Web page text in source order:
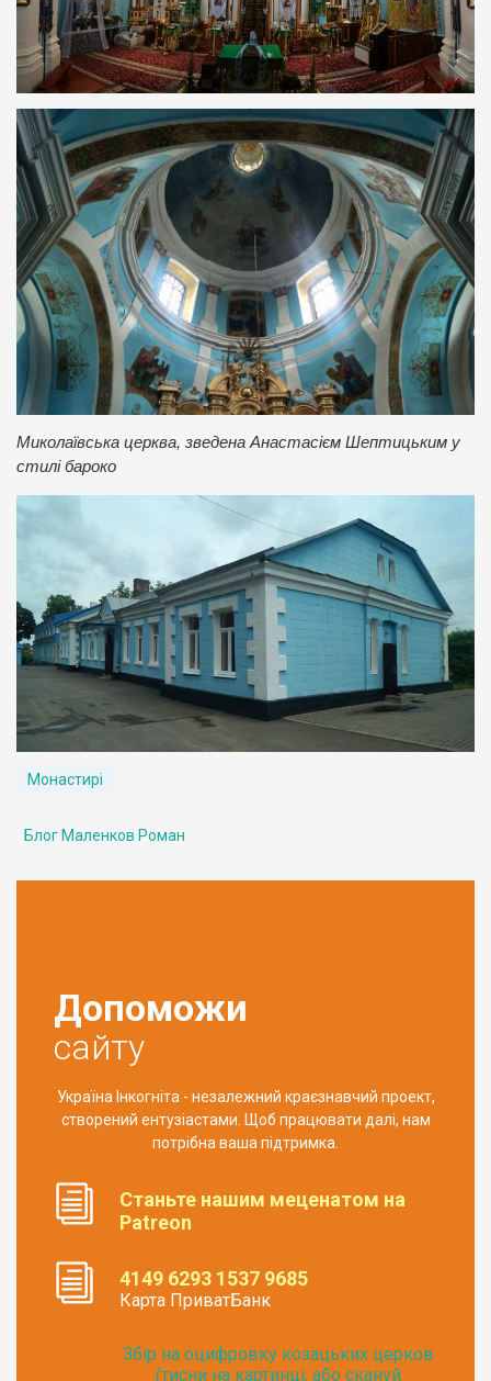
Миколаївська церква, зведена Анастасієм Шептицьким у
стилі бароко
Монастирі
Блог Маленков Роман
Допоможи
сайту
Україна Інкогніта - незалежний краєзнавчий проект,
створений ентузіастами. Щоб працювати далі, нам
потрібна ваша підтримка.
Станьте нашим меценатом на
Patreon
4149 6293 1537 9685
Карта ПриватБанк
Збір на оцифровку козацьких церков
(тисни на картинці, або скануй